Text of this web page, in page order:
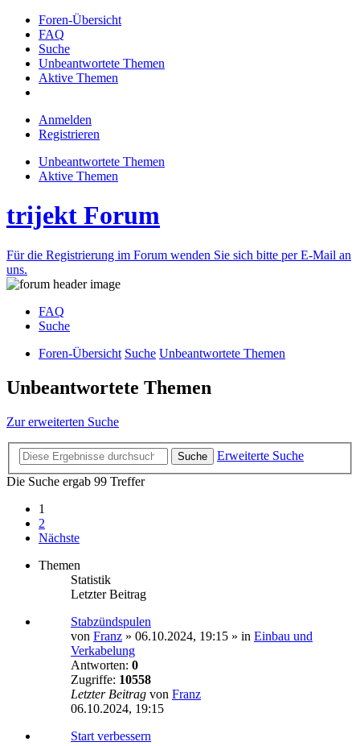
Foren-Übersicht
FAQ
Suche
Unbeantwortete Themen
Aktive Themen
Anmelden
Registrieren
Unbeantwortete Themen
Aktive Themen
trijekt Forum
Für die Registrierung im Forum wenden Sie sich bitte per E-Mail an
uns.
FAQ
Suche
Foren-Übersicht Suche Unbeantwortete Themen
Unbeantwortete Themen
Zur erweiterten Suche
Suche
Erweiterte Suche
Die Suche ergab 99 Treffer
1
2
Nächste
Themen
Statistik
Letzter Beitrag
Stabzündspulen
von Franz » 06.10.2024, 19:15 » in Einbau und
Verkabelung
Antworten: 0
Zugriffe: 10558
Letzter Beitrag von Franz
06.10.2024, 19:15
Start verbessern